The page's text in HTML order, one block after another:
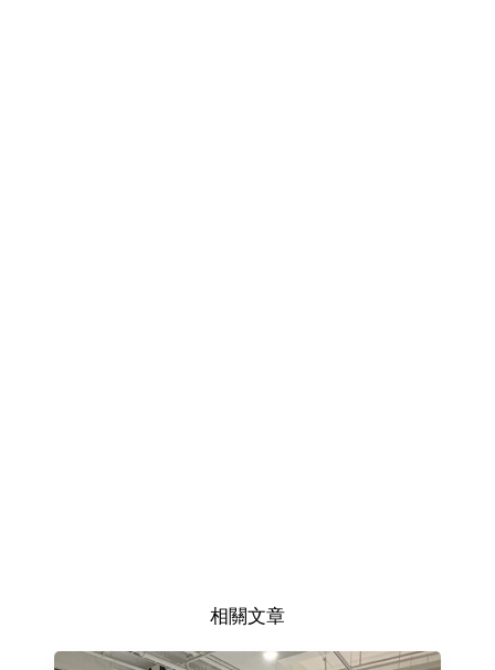
相關文章